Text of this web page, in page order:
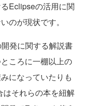
Eclipseの活用に関
のが現状です。
発に関する解説書
ころに一棚以上の
になっていたりも
はそれらの本を紐解